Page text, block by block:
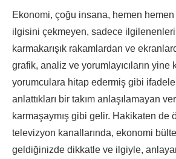
Ekonomi, çoğu insana, hemen
ilgisini çekmeyen, sadece
karmakarışık rakamlardan ve
grafik, analiz ve yorumlayıcıların yine
yorumculara hitap edermiş gibi
anlattıkları bir takım anlaşılamayan
karmaşaymış gibi gelir. Hakikaten de
televizyon kanallarında, ekonomi
geldiğinizde dikkatle ve ilgiyle,